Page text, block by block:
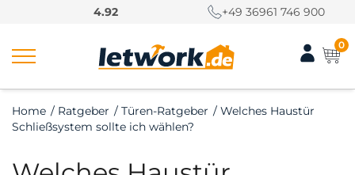
4.92 +49 36961 746 900
0
Home / Ratgeber / Türen-Ratgeber / Welches Haustür
Schließsystem sollte ich wählen?